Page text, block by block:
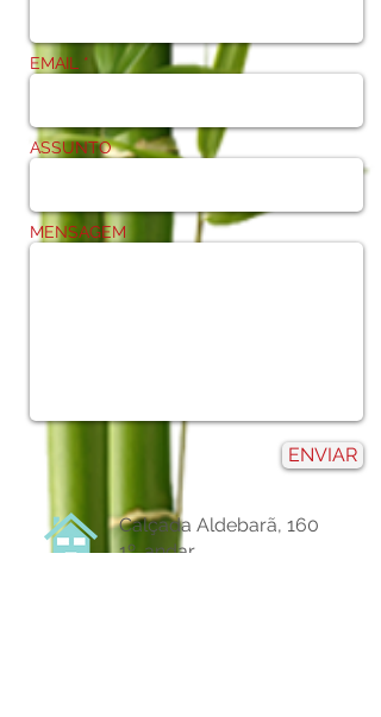
Calçada Aldebarã, 160
1º. andar
EMAIL *
ASSUNTO
MENSAGEM
ENVIAR